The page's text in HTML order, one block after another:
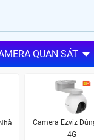
QUAN SÁT
Camera Ezviz
4G